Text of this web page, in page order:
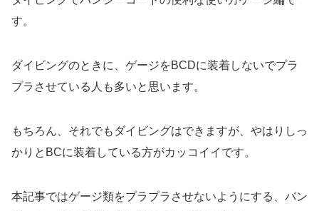
す。
ダイビングのときに、ゲージをBCDに装着しないでプラ
プラさせている人も多いと思います。
もちろん、それでもダイビングはできますが、やはりしっ
かりとBCに装着している方がカッコイイです。
本記事ではゲージ類をプラプラさせないようにする、バン